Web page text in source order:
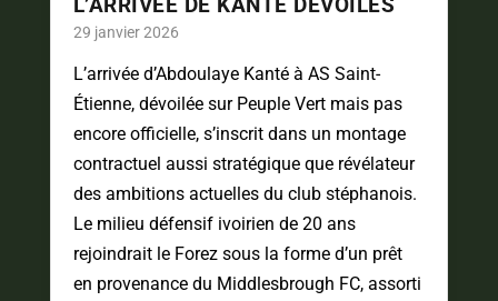
29 janvier 2026
L’arrivée d’Abdoulaye Kanté à AS Saint-
Étienne, dévoilée sur Peuple Vert mais pas
encore officielle, s’inscrit dans un montage
contractuel aussi stratégique que révélateur
des ambitions actuelles du club stéphanois.
Le milieu défensif ivoirien de 20 ans
rejoindrait le Forez sous la forme d’un prêt
en provenance du Middlesbrough FC, assorti